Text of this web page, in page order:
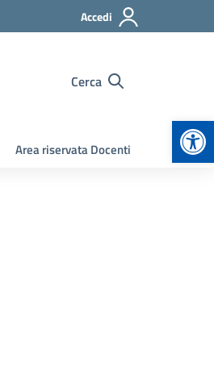
Accedi
Cerca
Area riservata Docenti